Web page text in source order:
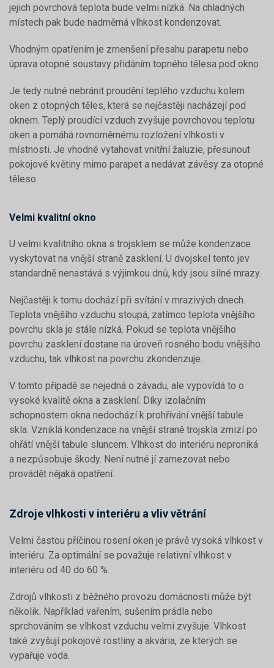
jejich povrchová teplota bude velmi nízká. Na chladných
místech pak bude nadměrná vlhkost kondenzovat.
Vhodným opatřením je zmenšení přesahu parapetu nebo
úprava otopné soustavy přidáním topného tělesa pod okno.
Je tedy nutné nebránit proudění teplého vzduchu kolem
oken z otopných těles, která se nejčastěji nacházejí pod
oknem. Teplý proudící vzduch zvyšuje povrchovou teplotu
oken a pomáhá rovnoměrnému rozložení vlhkosti v
místnosti. Je vhodné vytahovat vnitřní žaluzie, přesunout
pokojové květiny mimo parapet a nedávat závěsy za otopné
těleso.
Velmi kvalitní okno
U velmi kvalitního okna s trojsklem se může kondenzace
vyskytovat na vnější straně zasklení. U dvojskel tento jev
standardně nenastává s výjimkou dnů, kdy jsou silné mrazy.
Nejčastěji k tomu dochází při svítání v mrazivých dnech.
Teplota vnějšího vzduchu stoupá, zatímco teplota vnějšího
povrchu skla je stále nízká. Pokud se teplota vnějšího
povrchu zasklení dostane na úroveň rosného bodu vnějšího
vzduchu, tak vlhkost na povrchu zkondenzuje.
V tomto případě se nejedná o závadu, ale vypovídá to o
vysoké kvalitě okna a zasklení. Díky izolačním
schopnostem okna nedochází k prohřívání vnější tabule
skla. Vzniklá kondenzace na vnější straně trojskla zmizí po
ohřátí vnější tabule sluncem. Vlhkost do interiéru neproniká
a nezpůsobuje škody. Není nutné jí zamezovat nebo
provádět nějaká opatření.
Zdroje vlhkosti v interiéru a vliv větrání
Velmi častou příčinou rosení oken je právě vysoká vlhkost v
interiéru. Za optimální se považuje relativní vlhkost v
interiéru od 40 do 60 %.
Zdrojů vlhkosti z běžného provozu domácnosti může být
několik. Například vařením, sušením prádla nebo
sprchováním se vlhkost vzduchu velmi zvyšuje. Vlhkost
také zvyšují pokojové rostliny a akvária, ze kterých se
vypařuje voda.